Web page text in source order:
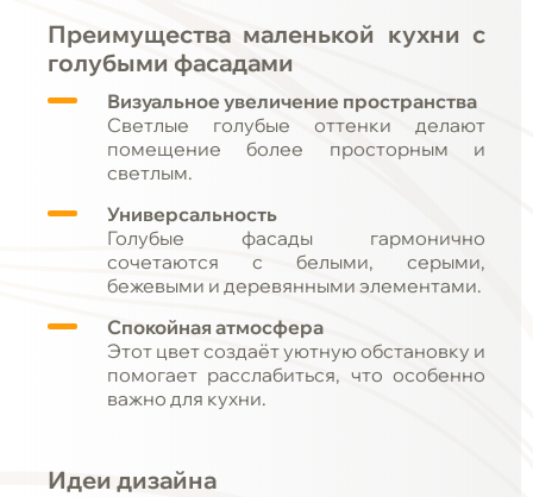
Преимущества маленькой кухни с
голубыми фасадами
Визуальное увеличение пространства
Светлые голубые оттенки делают
помещение более просторным и
светлым.
Универсальность
Голубые фасады гармонично
сочетаются с белыми, серыми,
бежевыми и деревянными элементами.
Спокойная атмосфера
Этот цвет создаёт уютную обстановку и
помогает расслабиться, что особенно
важно для кухни.
Идеи дизайна